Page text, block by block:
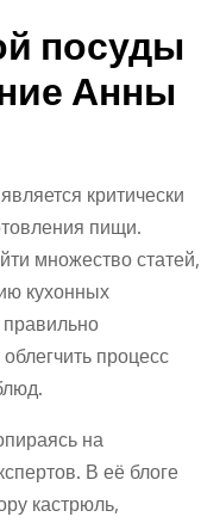
посуды
Анны
критически
пищи.
множество статей,
кухонных
процесс
на
В её блоге
кастрюль,